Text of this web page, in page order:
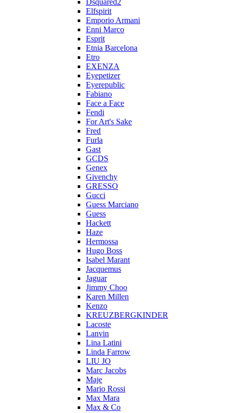
Dsquared2
Elfspirit
Emporio Armani
Enni Marco
Esprit
Etnia Barcelona
Etro
EXENZA
Eyepetizer
Eyerepublic
Fabiano
Face a Face
Fendi
For Art's Sake
Fred
Furla
Gast
GCDS
Genex
Givenchy
GRESSO
Gucci
Guess Marciano
Guess
Hackett
Haze
Hermossa
Hugo Boss
Isabel Marant
Jacquemus
Jaguar
Jimmy Choo
Karen Millen
Kenzo
KREUZBERGKINDER
Lacoste
Lanvin
Lina Latini
Linda Farrow
LIU JO
Marc Jacobs
Maje
Mario Rossi
Max Mara
Max & Co